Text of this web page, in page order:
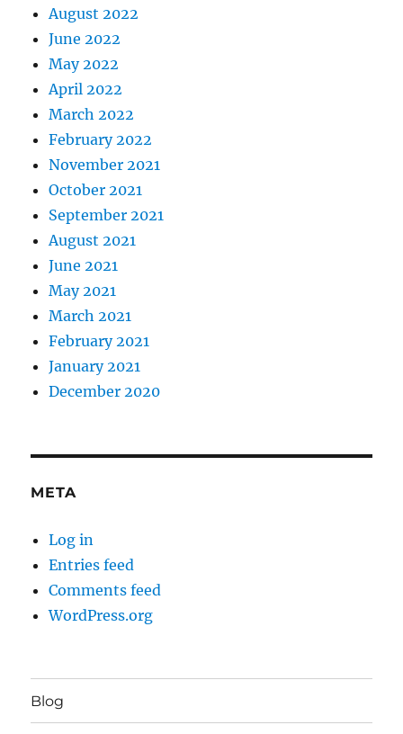
August 2022
June 2022
May 2022
April 2022
March 2022
February 2022
November 2021
October 2021
September 2021
August 2021
June 2021
May 2021
March 2021
February 2021
January 2021
December 2020
META
Log in
Entries feed
Comments feed
WordPress.org
Blog